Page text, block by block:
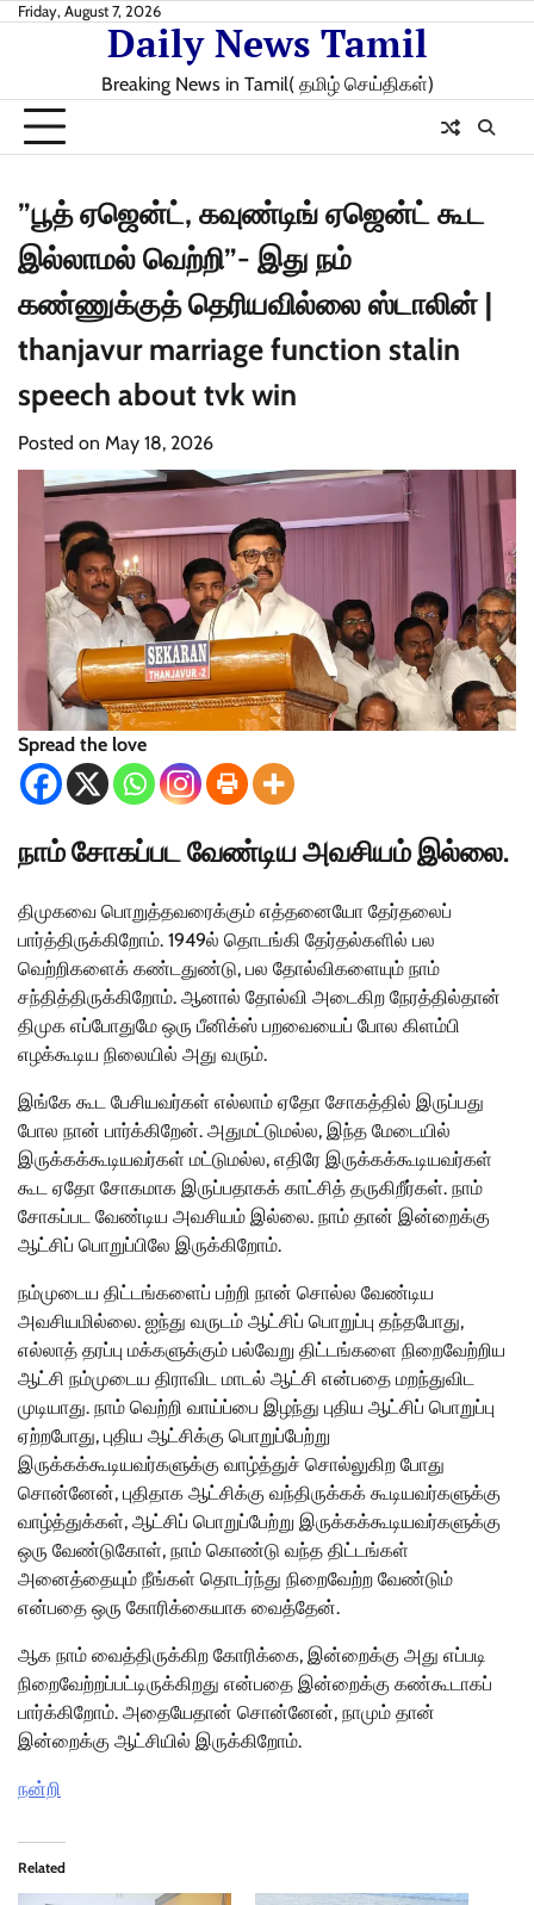
SkipFriday, August 7, 2026
Daily News Tamil
Breaking News in Tamil( தமிழ் செய்திகள்)
”பூத் ஏஜென்ட், கவுண்டிங் ஏஜென்ட் கூட
இல்லாமல் வெற்றி”- இது நம்
கண்ணுக்குத் தெரியவில்லை ஸ்டாலின் |
thanjavur marriage function stalin
speech about tvk win
Posted on May 18, 2026
Spread the love
நாம் சோகப்பட வேண்டிய அவசியம் இல்லை.
திமுகவை பொறுத்தவரைக்கும் எத்தனையோ தேர்தலைப்
பார்த்திருக்கிறோம். 1949ல் தொடங்கி தேர்தல்களில் பல
வெற்றிகளைக் கண்டதுண்டு, பல தோல்விகளையும் நாம்
சந்தித்திருக்கிறோம். ஆனால் தோல்வி அடைகிற நேரத்தில்தான்
திமுக எப்போதுமே ஒரு பீனிக்ஸ் பறவையைப் போல கிளம்பி
எழக்கூடிய நிலையில் அது வரும்.
இங்கே கூட பேசியவர்கள் எல்லாம் ஏதோ சோகத்தில் இருப்பது
போல நான் பார்க்கிறேன். அதுமட்டுமல்ல, இந்த மேடையில்
இருக்கக்கூடியவர்கள் மட்டுமல்ல, எதிரே இருக்கக்கூடியவர்கள்
கூட ஏதோ சோகமாக இருப்பதாகக் காட்சித் தருகிறீர்கள். நாம்
சோகப்பட வேண்டிய அவசியம் இல்லை. நாம் தான் இன்றைக்கு
ஆட்சிப் பொறுப்பிலே இருக்கிறோம்.
நம்முடைய திட்டங்களைப் பற்றி நான் சொல்ல வேண்டிய
அவசியமில்லை. ஐந்து வருடம் ஆட்சிப் பொறுப்பு தந்தபோது,
எல்லாத் தரப்பு மக்களுக்கும் பல்வேறு திட்டங்களை நிறைவேற்றிய
ஆட்சி நம்முடைய திராவிட மாடல் ஆட்சி என்பதை மறந்துவிட
முடியாது. நாம் வெற்றி வாய்ப்பை இழந்து புதிய ஆட்சிப் பொறுப்பு
ஏற்றபோது, புதிய ஆட்சிக்கு பொறுப்பேற்று
இருக்கக்கூடியவர்களுக்கு வாழ்த்துச் சொல்லுகிற போது
சொன்னேன், புதிதாக ஆட்சிக்கு வந்திருக்கக் கூடியவர்களுக்கு
வாழ்த்துக்கள், ஆட்சிப் பொறுப்பேற்று இருக்கக்கூடியவர்களுக்கு
ஒரு வேண்டுகோள், நாம் கொண்டு வந்த திட்டங்கள்
அனைத்தையும் நீங்கள் தொடர்ந்து நிறைவேற்ற வேண்டும்
என்பதை ஒரு கோரிக்கையாக வைத்தேன்.
ஆக நாம் வைத்திருக்கிற கோரிக்கை, இன்றைக்கு அது எப்படி
நிறைவேற்றப்பட்டிருக்கிறது என்பதை இன்றைக்கு கண்கூடாகப்
பார்க்கிறோம். அதையேதான் சொன்னேன், நாமும் தான்
இன்றைக்கு ஆட்சியில் இருக்கிறோம்.
நன்றி
Related